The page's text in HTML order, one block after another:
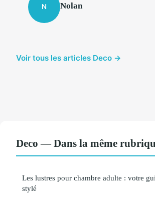
N Nolan
Voir tous les articles Deco →
Deco — Dans la même
Les lustres pour chambre adulte : votre
stylé